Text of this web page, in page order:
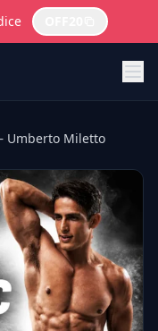
Umberto Miletto